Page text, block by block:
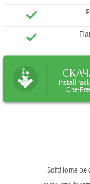
One-
SoftHome